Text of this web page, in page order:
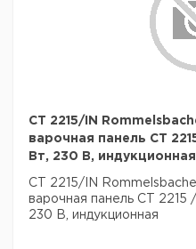
CT 2215/IN
варочная панель CT
Вт, 230 В, индукционная
CT 2215/IN
варочная панель CT
230 В, индукционная